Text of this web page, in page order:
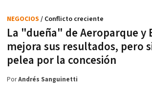
La "dueña" de Aeroparque y
mejora sus resultados, pero
pelea por la concesión
NEGOCIOS / Conflicto creciente
PorAndrés Sanguinetti